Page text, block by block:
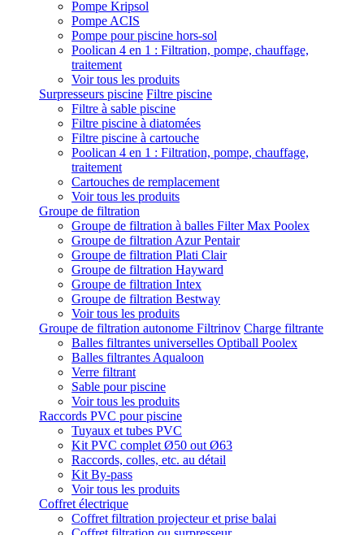
Pompe Kripsol
Pompe ACIS
Pompe pour piscine hors-sol
Poolican 4 en 1 : Filtration, pompe, chauffage,
traitement
Voir tous les produits
Surpresseurs piscine Filtre piscine
Filtre à sable piscine
Filtre piscine à diatomées
Filtre piscine à cartouche
Poolican 4 en 1 : Filtration, pompe, chauffage,
traitement
Cartouches de remplacement
Voir tous les produits
Groupe de filtration
Groupe de filtration à balles Filter Max Poolex
Groupe de filtration Azur Pentair
Groupe de filtration Plati Clair
Groupe de filtration Hayward
Groupe de filtration Intex
Groupe de filtration Bestway
Voir tous les produits
Groupe de filtration autonome Filtrinov Charge filtrante
Balles filtrantes universelles Optiball Poolex
Balles filtrantes Aqualoon
Verre filtrant
Sable pour piscine
Voir tous les produits
Raccords PVC pour piscine
Tuyaux et tubes PVC
Kit PVC complet Ø50 out Ø63
Raccords, colles, etc. au détail
Kit By-pass
Voir tous les produits
Coffret électrique
Coffret filtration projecteur et prise balai